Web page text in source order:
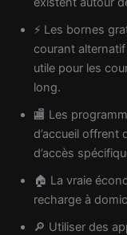
⚡️ Les bornes
courant
utile pour les
long.
🏬 Les
d’accueil
d’accès
🏠 La vraie
recharge à
🔎 Utiliser des